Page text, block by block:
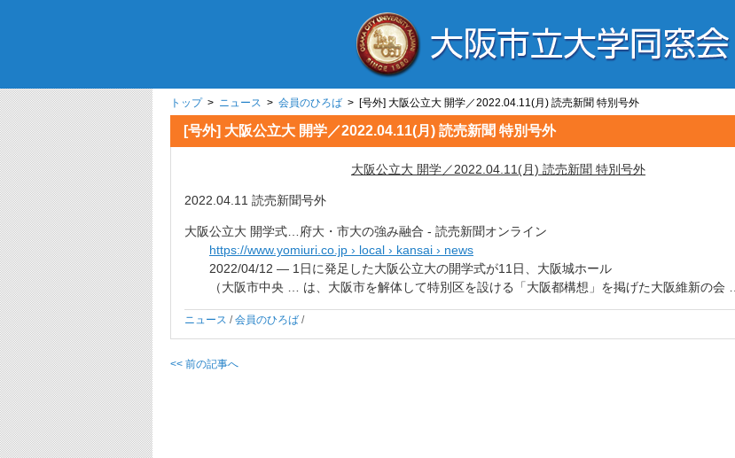
トップ> ニュース > 会員のひろば > [号外] 大阪公立大 開学／2022.04.11(月) 読売新聞 特別号外
[号外] 大阪公立大 開学／2022.04.11(月) 読売新聞 特別号外
大阪公立大 開学／2022.04.11(月) 読売新聞 特別号外
2022.04.11 読売新聞号外
大阪公立大 開学式…府大・市大の強み融合 - 読売新聞オンライン
https://www.yomiuri.co.jp › local › kansai › news
2022/04/12 — 1日に発足した大阪公立大の開学式が11日、大阪城ホール
（大阪市中央 … は、大阪市を解体して特別区を設ける「大阪都構想」を掲げた大阪維新の会 …
ニュース /会員のひろば /
<< 前の記事へ